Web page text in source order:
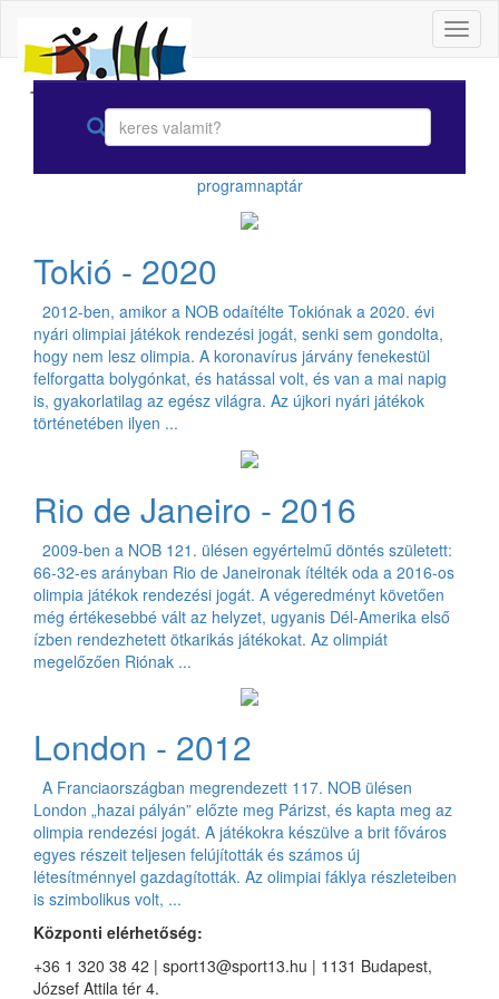
programnaptár
Tokió - 2020
2012-ben, amikor a NOB odaítélte Tokiónak a 2020. évi
nyári olimpiai játékok rendezési jogát, senki sem gondolta,
hogy nem lesz olimpia. A koronavírus járvány fenekestül
felforgatta bolygónkat, és hatással volt, és van a mai napig
is, gyakorlatilag az egész világra. Az újkori nyári játékok
történetében ilyen ...
Rio de Janeiro - 2016
2009-ben a NOB 121. ülésen egyértelmű döntés született:
66-32-es arányban Rio de Janeironak ítélték oda a 2016-os
olimpia játékok rendezési jogát. A végeredményt követően
még értékesebbé vált az helyzet, ugyanis Dél-Amerika első
ízben rendezhetett ötkarikás játékokat. Az olimpiát
megelőzően Riónak ...
London - 2012
A Franciaországban megrendezett 117. NOB ülésen
London „hazai pályán” előzte meg Párizst, és kapta meg az
olimpia rendezési jogát. A játékokra készülve a brit főváros
egyes részeit teljesen felújították és számos új
létesítménnyel gazdagították. Az olimpiai fáklya részleteiben
is szimbolikus volt, ...
Központi elérhetőség:
+36 1 320 38 42 | sport13@sport13.hu | 1131 Budapest,
József Attila tér 4.